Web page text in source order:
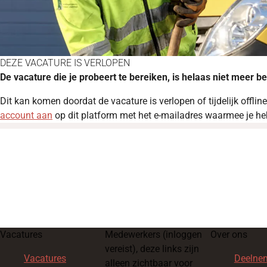
DEZE VACATURE IS VERLOPEN
De vacature die je probeert te bereiken, is helaas niet meer
Dit kan komen doordat de vacature is verlopen of tijdelijk
account aan op dit platform met het e-mailadres waarmee je
Vacatures
Vacatures
Medewerkers (inloggen
vereist), deze links zijn
alleen zichtbaar voor
Over ons